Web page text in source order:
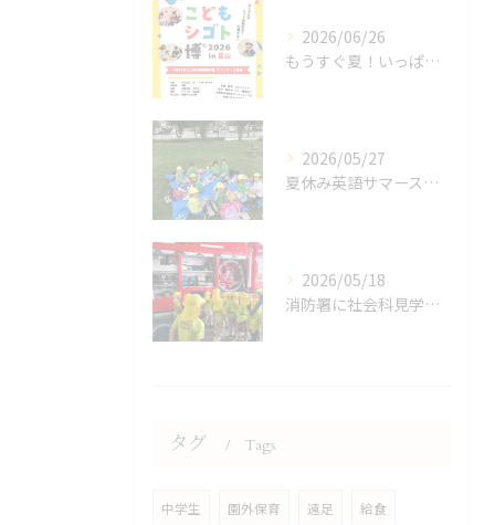
2026/06/26
もうすぐ夏！いっぱい体験の夏！
2026/05/27
夏休み英語サマースクールで英語力UP
2026/05/18
消防署に社会科見学に行ってきました！
タグ Tags
中学生 園外保育 遠足 給食